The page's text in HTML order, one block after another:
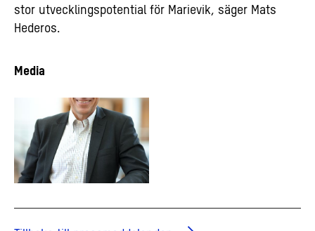
stor utvecklingspotential för Marievik, säger Mats
Hederos.
Media